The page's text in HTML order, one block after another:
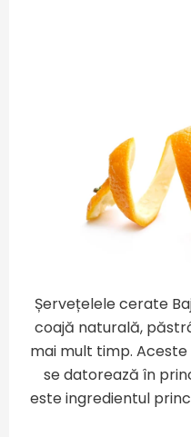
Șervețelele cerate
coajă naturală,
mai mult timp.
se datorează în
este ingredientul